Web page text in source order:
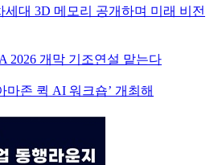
세대 3D 메모리 공개하며 미래 비전
2026 개막 기조연설 맡는다
마존 퀵 AI 워크숍’ 개최해